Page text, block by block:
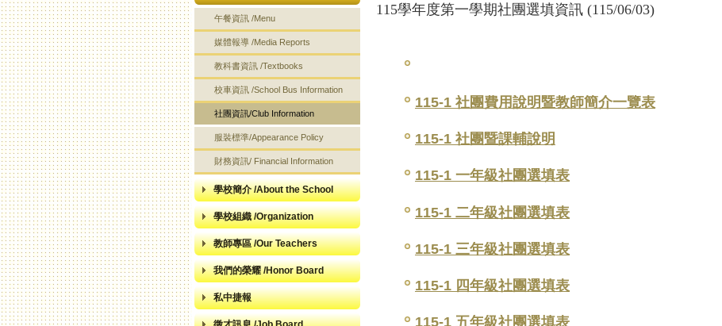
午餐資訊 /Menu
媒體報導 /Media Reports
教科書資訊 /Textbooks
校車資訊 /School Bus Information
社團資訊/Club Information
服裝標準/Appearance Policy
財務資訊/ Financial Information
學校簡介 /About the School
學校組織 /Organization
教師專區 /Our Teachers
我們的榮耀 /Honor Board
私中捷報
115學年度第一學期社團選填資訊 (115/06/03)
115-1 社團費用說明暨教師簡介一覽表
115-1 社團暨課輔說明
115-1 一年級社團選填表
115-1 二年級社團選填表
115-1 三年級社團選填表
115-1 四年級社團選填表
115-1 五年級社團選填表